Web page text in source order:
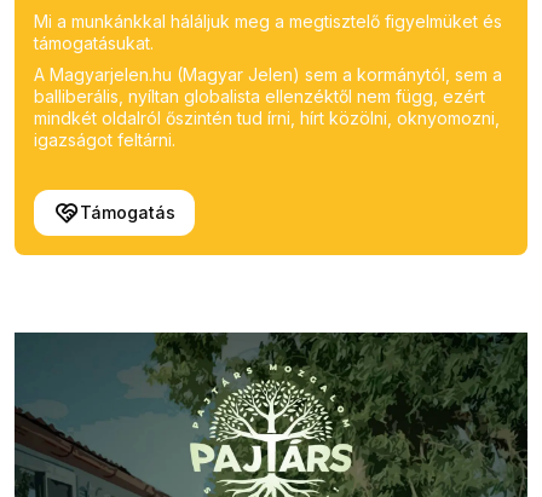
Mi a munkánkkal háláljuk meg a megtisztelő figyelmüket és
támogatásukat.
A Magyarjelen.hu (Magyar Jelen) sem a kormánytól, sem a
balliberális, nyíltan globalista ellenzéktől nem függ, ezért
mindkét oldalról őszintén tud írni, hírt közölni, oknyomozni,
igazságot feltárni.
Támogatás